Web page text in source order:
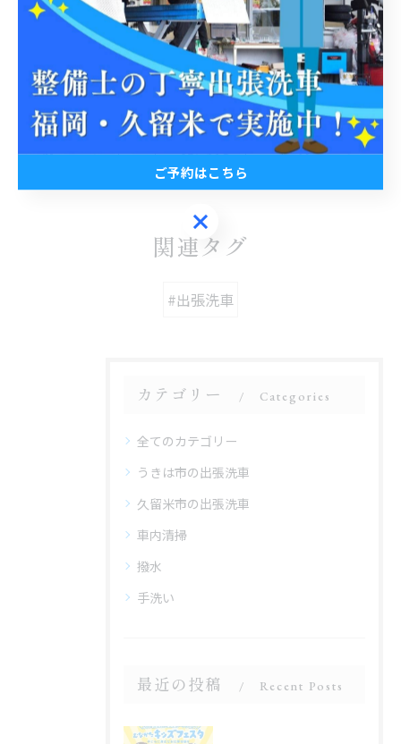
#出張洗車 #コーティング #カーライフ #便利屋 #車
次のページ >
関連タグ
#出張洗車
カテゴリー Categories
全てのカテゴリー
うきは市の出張洗車
久留米市の出張洗車
車内清掃
撥水
手洗い
最近の投稿 Recent Posts
ご予約はこちら
ご予約はこちら